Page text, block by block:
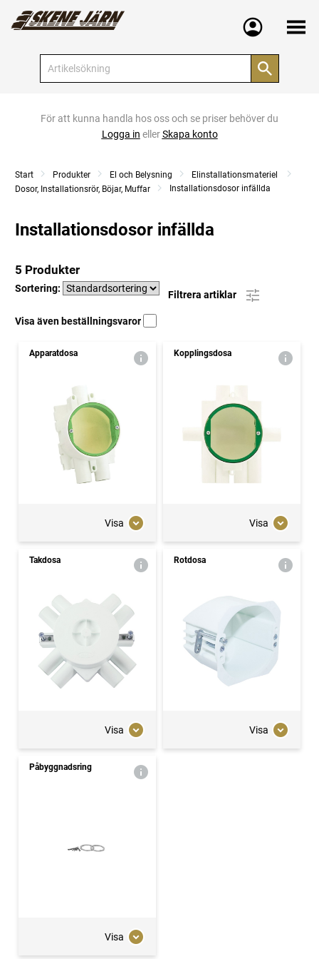
Meny
För att kunna handla hos oss och se priser behöver du
Logga in ellerSkapa konto
Start Produkter El och Belysning
Elinstallationsmateriel
Dosor, Installationsrör, Böjar, Muffar
Installationsdosor infällda
Installationsdosor infällda
5 Produkter
Sortering:
Filtrera artiklar
Visa även beställningsvaror
Apparatdosa
Visa
Kopplingsdosa
Visa
Takdosa
Visa
Rotdosa
Visa
Påbyggnadsring
Visa